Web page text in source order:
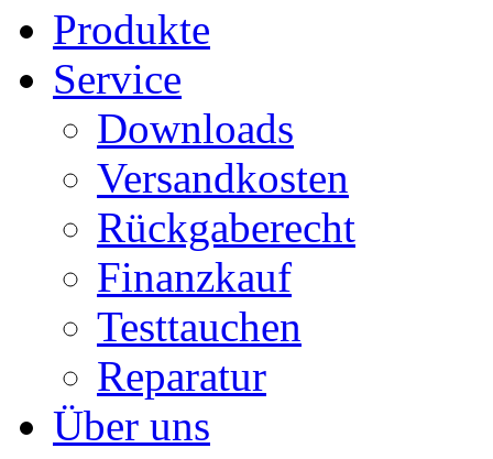
Produkte
Service
Downloads
Versandkosten
Rückgaberecht
Finanzkauf
Testtauchen
Reparatur
Über uns